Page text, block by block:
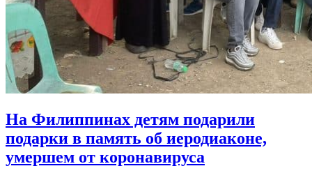
На Филиппинах детям подарили
подарки в память об иеродиаконе,
умершем от коронавируса